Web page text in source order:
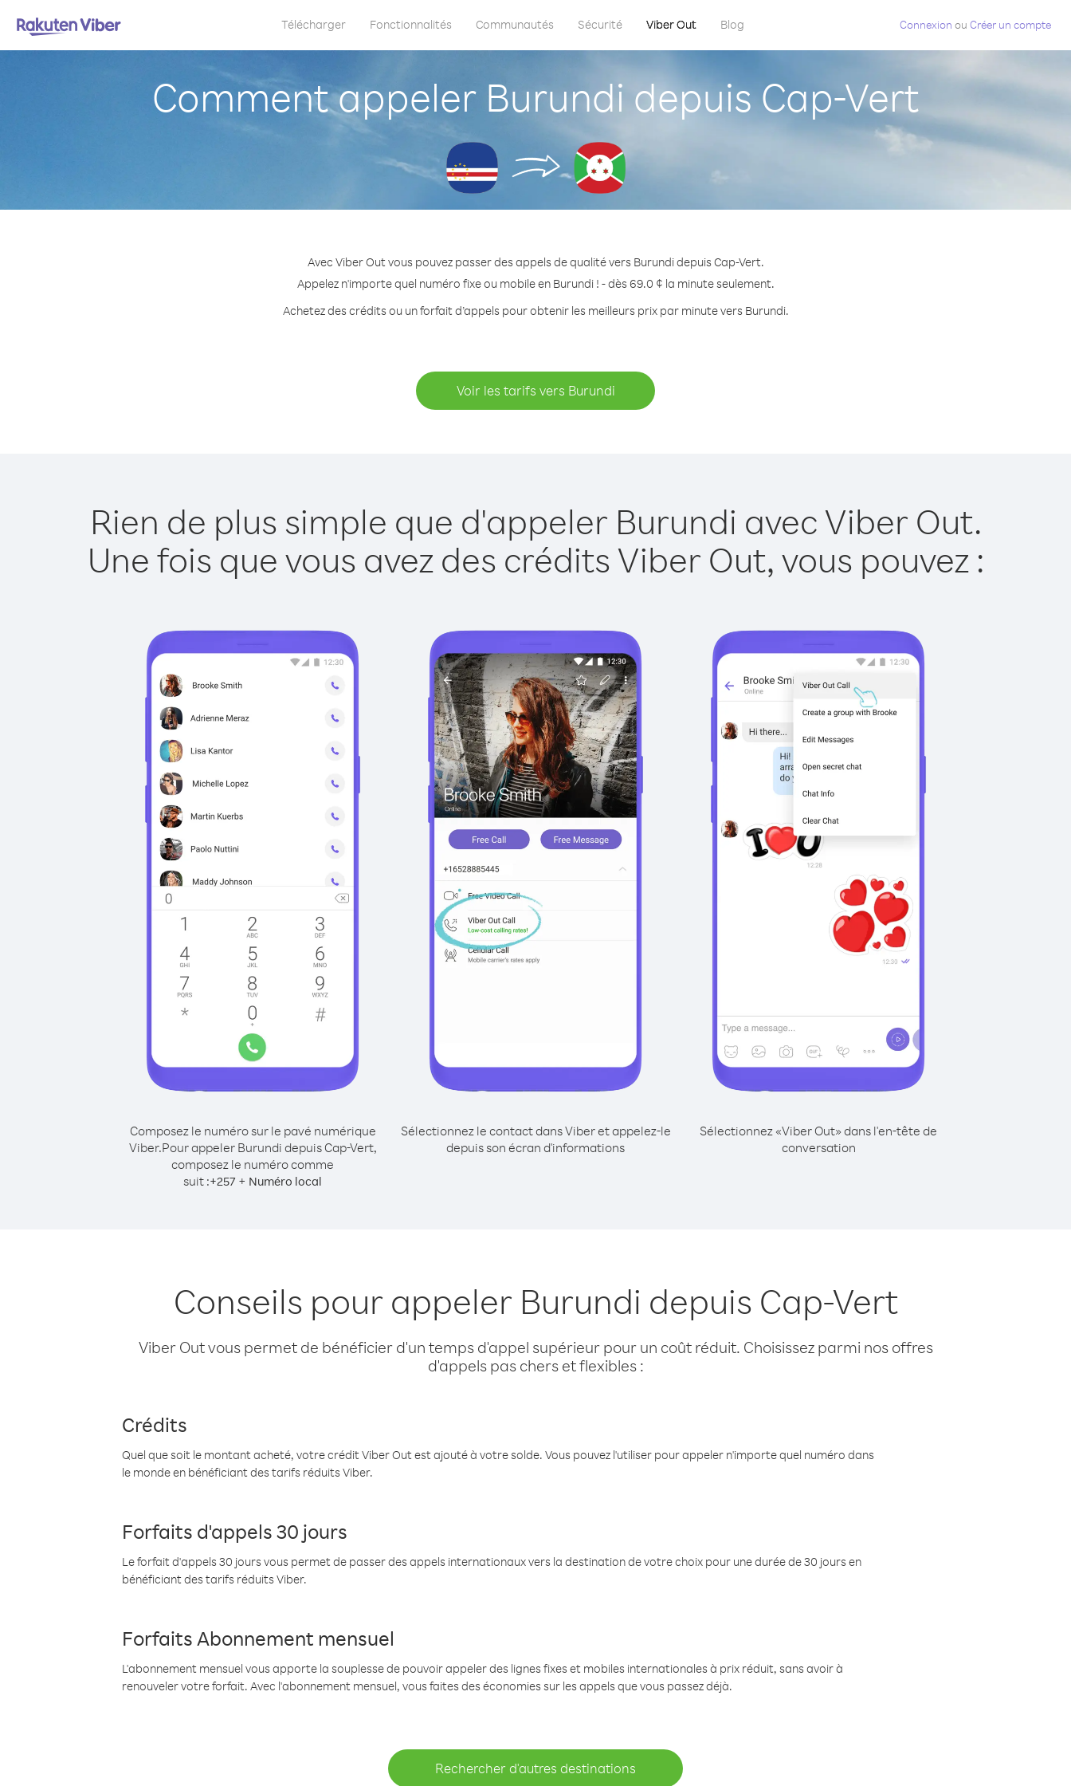
Télécharger Fonctionnalités Communautés Sécurité Viber Out Blog Connexion ou Créer un compte
Comment appeler Burundi depuis Cap-Vert
Avec Viber Out vous pouvez passer des appels de qualité vers Burundi depuis Cap-Vert.
Appelez n'importe quel numéro fixe ou mobile en Burundi ! - dès 69.0 ¢ la minute seulement.
Achetez des crédits ou un forfait d’appels pour obtenir les meilleurs prix par minute vers Burundi.
Voir les tarifs vers Burundi
Rien de plus simple que d'appeler Burundi avec Viber Out.
Une fois que vous avez des crédits Viber Out, vous pouvez :
Composez le numéro sur le pavé numérique
Viber.Pour appeler Burundi depuis Cap-Vert,
composez le numéro comme
suit :+257 + Numéro local
Sélectionnez le contact dans Viber et appelez-le
depuis son écran d'informations
Sélectionnez «Viber Out» dans l'en-tête de
conversation
Conseils pour appeler Burundi depuis Cap-Vert
Viber Out vous permet de bénéficier d'un temps d'appel supérieur pour un coût réduit. Choisissez parmi nos offres
d'appels pas chers et flexibles :
Crédits
Quel que soit le montant acheté, votre crédit Viber Out est ajouté à votre solde. Vous pouvez l'utiliser pour appeler n'importe quel numéro dans
le monde en bénéficiant des tarifs réduits Viber.
Forfaits d'appels 30 jours
Le forfait d'appels 30 jours vous permet de passer des appels internationaux vers la destination de votre choix pour une durée de 30 jours en
bénéficiant des tarifs réduits Viber.
Forfaits Abonnement mensuel
L'abonnement mensuel vous apporte la souplesse de pouvoir appeler des lignes fixes et mobiles internationales à prix réduit, sans avoir à
renouveler votre forfait. Avec l'abonnement mensuel, vous faites des économies sur les appels que vous passez déjà.
Rechercher d'autres destinations